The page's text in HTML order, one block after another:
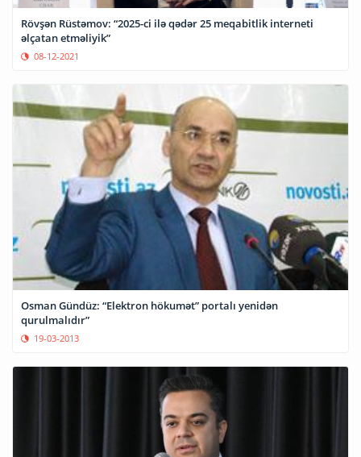
Rövşən Rüstəmov: “2025-ci ilə qədər 25 meqabitlik interneti
əlçatan etməliyik”
08-12-2021
Osman Gündüz: “Elektron hökumət” portalı yenidən
qurulmalıdır”
19-03-2013